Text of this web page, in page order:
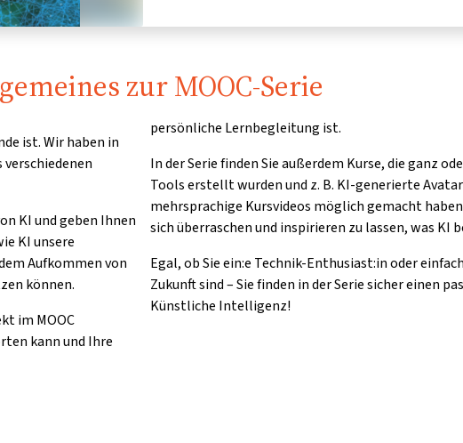
zur MOOC-Serie
ist. Wir haben in
verschiedenen
KI und geben Ihnen
KI unsere
Aufkommen von
können.
im MOOC
kann und Ihre
persönliche Lernbegleitung ist.
In der Serie finden Sie außerdem Kurse, die ganz
Tools erstellt wurden und z. B. KI-generierte
mehrsprachige Kursvideos möglich gemacht
sich überraschen und inspirieren zu lassen, was KI
Egal, ob Sie ein:e Technik-Enthusiast:in oder
Zukunft sind – Sie finden in der Serie sicher einen
Künstliche Intelligenz!